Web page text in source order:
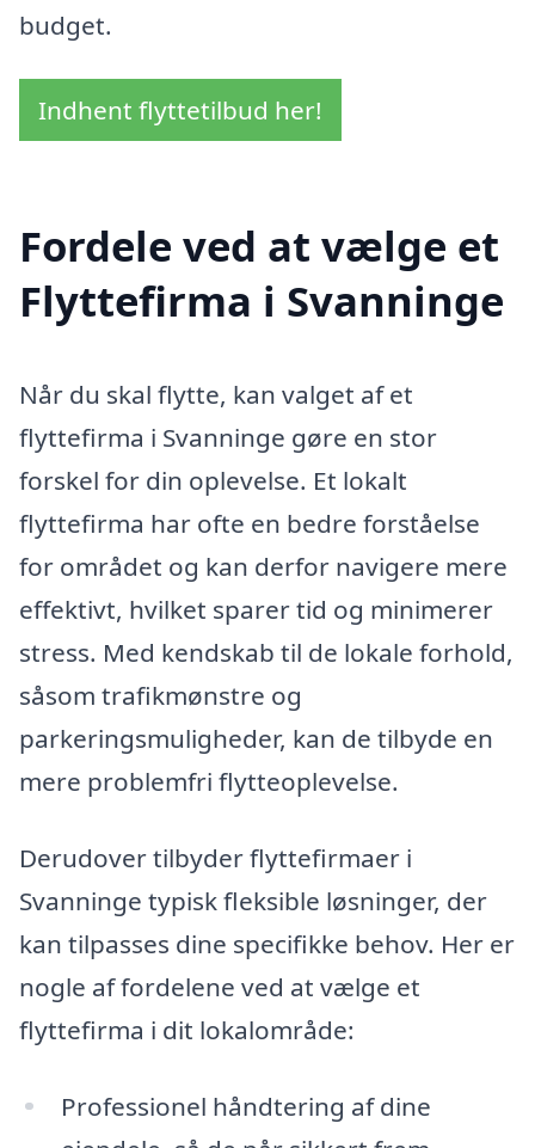
budget.
Indhent flyttetilbud her!
Fordele ved at vælge et
Flyttefirma i Svanninge
Når du skal flytte, kan valget af et
flyttefirma i Svanninge gøre en stor
forskel for din oplevelse. Et lokalt
flyttefirma har ofte en bedre forståelse
for området og kan derfor navigere mere
effektivt, hvilket sparer tid og minimerer
stress. Med kendskab til de lokale forhold,
såsom trafikmønstre og
parkeringsmuligheder, kan de tilbyde en
mere problemfri flytteoplevelse.
Derudover tilbyder flyttefirmaer i
Svanninge typisk fleksible løsninger, der
kan tilpasses dine specifikke behov. Her er
nogle af fordelene ved at vælge et
flyttefirma i dit lokalområde:
Professionel håndtering af dine